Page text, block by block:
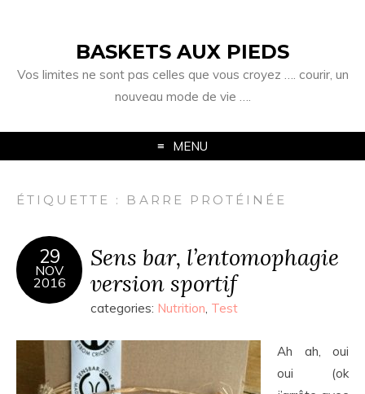
BASKETS AUX PIEDS
Vos limites ne sont pas celles que vous croyez …. courir, un
nouveau mode de vie ….
MENU
ÉTIQUETTE : BARRE PROTÉINÉE
29
NOV
2016
Sens bar, l’entomophagie
version sportif
categories: Nutrition, Test
Ah ah, oui
oui (ok